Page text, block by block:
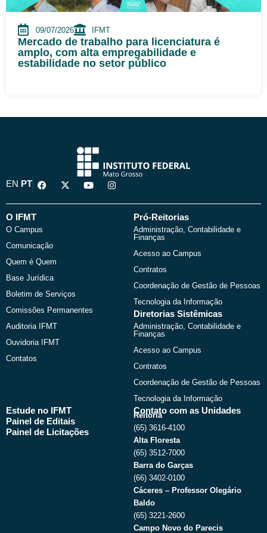
09/07/2026 IFMT
Mercado de trabalho para licenciatura é
amplo, com alta empregabilidade e
estabilidade no setor público
EN PT
F
a
e
o
k
X
-
w
Y
o
t
I
n
t
O IFMT
O Campus
Comunicação
Quem é Quem
Base Jurídica
Boletim de Serviços
Comissões Permanentes
Auditoria IFMT
Ouvidoria IFMT
Contatos
Pró-Reitorias
Administração, Contabilidade e
Finanças
Acesso ao Campus
Contratos
Coordenação de Gestão de Pessoas
Tecnologia da Informação
Diretorias Sistêmicas
Administração, Contabilidade e
Finanças
Acesso ao Campus
Contratos
Coordenação de Gestão de Pessoas
Tecnologia da Informação
Estude no IFMT
Painel de Editais
Painel de Licitações
Contato com as Unidades
Reitoria
(65) 3616-4100
Alta Floresta
(65) 3512-7000
Barra do Garças
(66) 3402-0100
Cáceres – Professor Olegário
Baldo
(65) 3221-2600
Campo Novo do Parecis